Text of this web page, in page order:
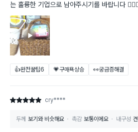
는 훌륭한 기업으로 남아주시기를 바랍니다
👍완전꿀팁6 💗구매욕상승 👀궁금증해결
별점 5점 cry****
두께 보기와 비슷해요 촉감 보통이에요 내구성